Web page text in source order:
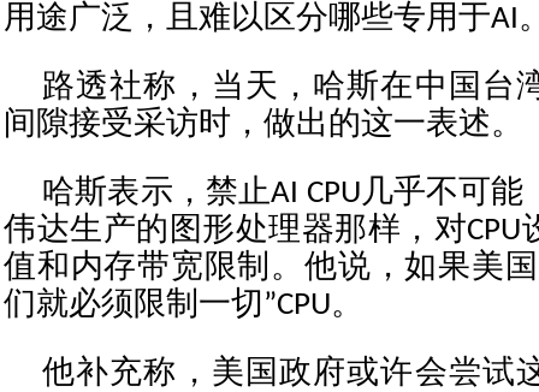
用途广泛，且难以区分哪些专用于AI
路透社称，当天，哈斯在中国台
间隙接受采访时，做出的这一表述。
哈斯表示，禁止AI CPU几乎不可
伟达生产的图形处理器那样，对CPU
值和内存带宽限制。他说，如果美
们就必须限制一切”CPU。
他补充称，美国政府或许会尝试